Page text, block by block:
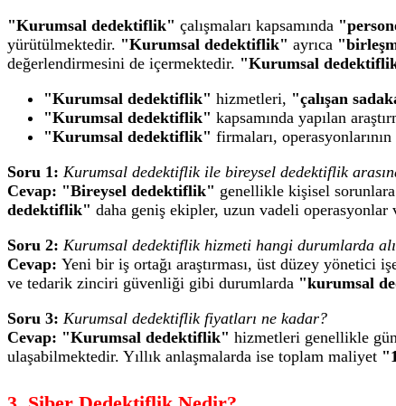
"Kurumsal dedektiflik" çalışmaları kapsamında
yürütülmektedir. "Kurumsal dedektiflik" ayrıca
değerlendirmesini de içermektedir. "Kurumsal
"Kurumsal dedektiflik" hizmetleri, "çalışan
"Kurumsal dedektiflik" kapsamında yapılan
"Kurumsal dedektiflik" firmaları, operasyonlarının
Soru 1: Kurumsal dedektiflik ile bireysel dedektiflik
Cevap: "Bireysel dedektiflik" genellikle kişisel
dedektiflik" daha geniş ekipler, uzun vadeli operasyonlar
Soru 2: Kurumsal dedektiflik hizmeti hangi durumlarda
Cevap: Yeni bir iş ortağı araştırması, üst düzey yönetici
ve tedarik zinciri güvenliği gibi durumlarda "kurumsal
Soru 3: Kurumsal dedektiflik fiyatları ne kadar?
Cevap: "Kurumsal dedektiflik" hizmetleri genellikle
ulaşabilmektedir. Yıllık anlaşmalarda ise toplam maliyet